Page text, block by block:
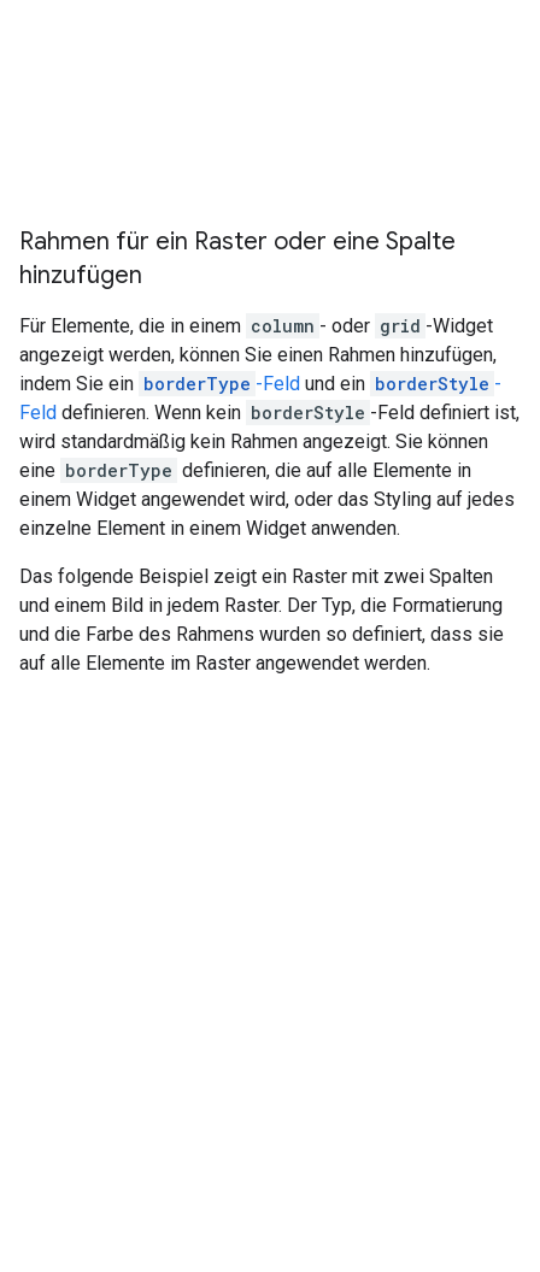
Rahmen für ein Raster oder eine Spalte
hinzufügen
Für Elemente, die in einem column - oder grid -Widget
angezeigt werden, können Sie einen Rahmen hinzufügen,
indem Sie ein borderType -Feld und ein borderStyle -
Feld definieren. Wenn kein borderStyle -Feld definiert ist,
wird standardmäßig kein Rahmen angezeigt. Sie können
eine borderType definieren, die auf alle Elemente in
einem Widget angewendet wird, oder das Styling auf jedes
einzelne Element in einem Widget anwenden.
Das folgende Beispiel zeigt ein Raster mit zwei Spalten
und einem Bild in jedem Raster. Der Typ, die Formatierung
und die Farbe des Rahmens wurden so definiert, dass sie
auf alle Elemente im Raster angewendet werden.